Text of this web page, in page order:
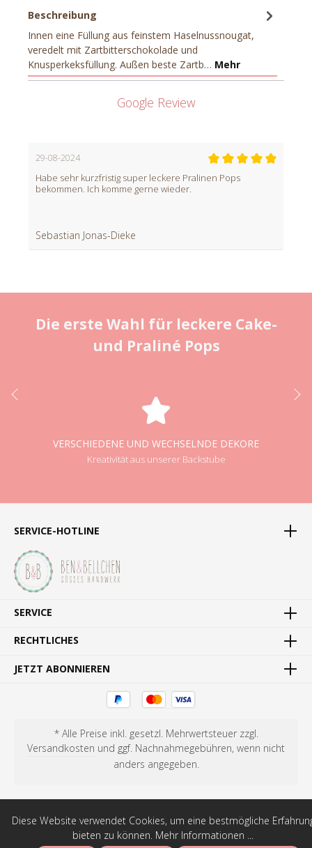
Beschreibung
Innen eine Füllung aus feinstem Haselnussnougat,
veredelt mit Zartbitterschokolade und
Knusperkeksfüllung. Außen beste Zartb… Mehr
Google Review
29-08-2024
Habe sehr kurzfristig super leckere Pralinen Pops
bekommen. Ich komme gerne wieder.
Sebastian Jonas-Dieke
Die erste Wahl für leckere Cake-
und Praliné Pops
VERSCHIEDENE UND WECHSELNDE DEKORE
Kreativität aus unserer Backstube
SERVICE-HOTLINE
SERVICE
RECHTLICHES
JETZT ABONNIEREN
* Alle Preise inkl. gesetzl. Mehrwertsteuer zzgl.
Versandkosten und ggf. Nachnahmegebühren, wenn nicht
anders angegeben.
Diese Website verwendet Cookies, um eine bestmögliche
bieten zu können. Mehr Informationen ...